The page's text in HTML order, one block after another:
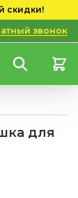
скидки!
звонок
для